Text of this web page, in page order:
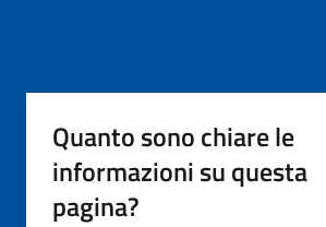
Quanto sono chiare le
informazioni su questa
pagina?